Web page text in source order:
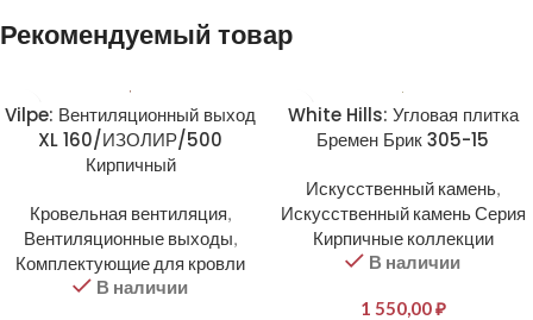
Рекомендуемый товар
Vilpe: Вентиляционный выход
XL 160/ИЗОЛИР/500
Кирпичный
Кровельная вентиляция,
Вентиляционные выходы,
Комплектующие для кровли
В наличии
White Hills: Угловая плитка
Бремен Брик 305-15
Искусственный камень,
Искусственный камень Серия
Кирпичные коллекции
В наличии
1 550,00₽